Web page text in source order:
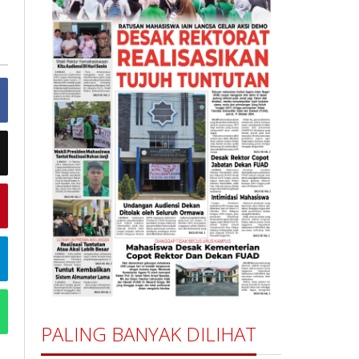
PALING BANYAK DILIHAT